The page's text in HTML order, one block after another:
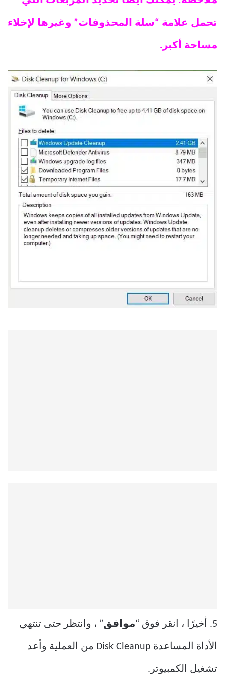
تحمل علامة “سلة المحذوفات” وغيرها لإخلاء
مساحة أكبر.
5. أخيرًا ، انقر فوق “ موافق” ، وانتظر حتى تنتهي
الأداة المساعدة Disk Cleanup من العملية وأعد
تشغيل الكمبيوتر.